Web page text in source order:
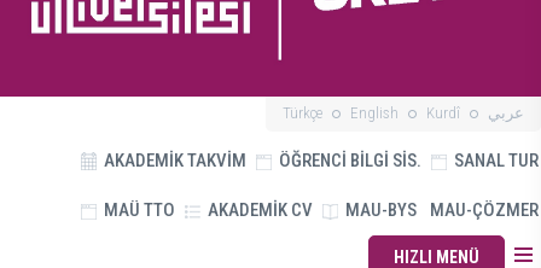
Türkçe English Kurdî عربي
AKADEMİK TAKVİM ÖĞRENCİ BİLGİ SİS. SANAL TUR
MAÜ TTO AKADEMİK CV MAU-BYS MAU-ÇÖZMER
HIZLI MENÜ